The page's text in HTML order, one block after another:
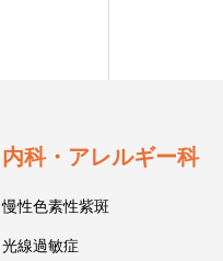
内科・アレルギー科
慢性色素性紫斑
光線過敏症